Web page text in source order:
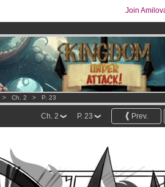
Join
now
> Ch. 2 > P. 23
Prev.
P. 23
Ch. 2